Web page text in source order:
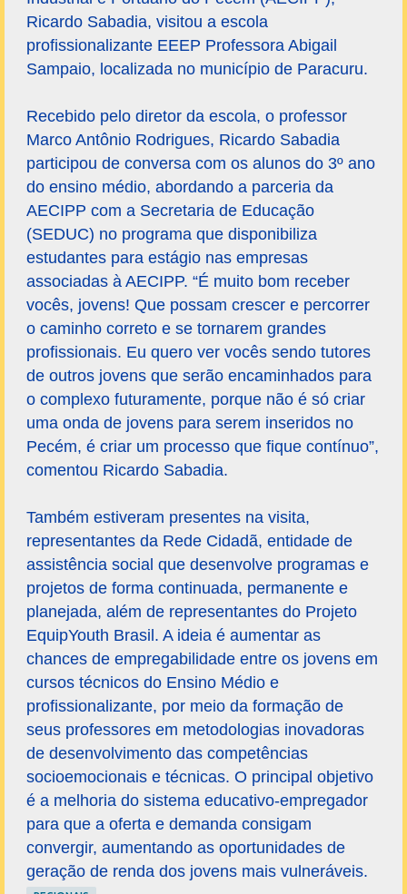
Ricardo Sabadia, visitou a escola
profissionalizante EEEP Professora Abigail
Sampaio, localizada no município de Paracuru.
Recebido pelo diretor da escola, o professor
Marco Antônio Rodrigues, Ricardo Sabadia
participou de conversa com os alunos do 3º ano
do ensino médio, abordando a parceria da
AECIPP com a Secretaria de Educação
(SEDUC) no programa que disponibiliza
estudantes para estágio nas empresas
associadas à AECIPP. “É muito bom receber
vocês, jovens! Que possam crescer e percorrer
o caminho correto e se tornarem grandes
profissionais. Eu quero ver vocês sendo tutores
de outros jovens que serão encaminhados para
o complexo futuramente, porque não é só criar
uma onda de jovens para serem inseridos no
Pecém, é criar um processo que fique contínuo”,
comentou Ricardo Sabadia.
Também estiveram presentes na visita,
representantes da Rede Cidadã, entidade de
assistência social que desenvolve programas e
projetos de forma continuada, permanente e
planejada, além de representantes do Projeto
EquipYouth Brasil. A ideia é aumentar as
chances de empregabilidade entre os jovens em
cursos técnicos do Ensino Médio e
profissionalizante, por meio da formação de
seus professores em metodologias inovadoras
de desenvolvimento das competências
socioemocionais e técnicas. O principal objetivo
é a melhoria do sistema educativo-empregador
para que a oferta e demanda consigam
convergir, aumentando as oportunidades de
geração de renda dos jovens mais vulneráveis.